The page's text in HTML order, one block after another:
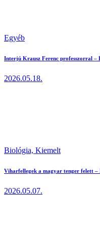
Egyéb
Interjú Krausz Ferenc professzorral –
2026.05.18.
Biológia, Kiemelt
Viharfellegek a magyar tenger felett
2026.05.07.